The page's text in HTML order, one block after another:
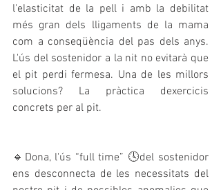
l'elasticitat de la pell i amb la debilitat
més gran dels lligaments de la mama
com a conseqüència del pas dels anys.
L'ús del sostenidor a la nit no evitarà que
el pit perdi fermesa. Una de les millors
solucions? La pràctica dexercicis
concrets per al pit.
🔹Dona, l'ús “full time” 🕓del sostenidor
ens desconnecta de les necessitats del